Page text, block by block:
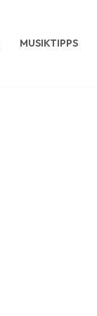
MUSIKTIPPS